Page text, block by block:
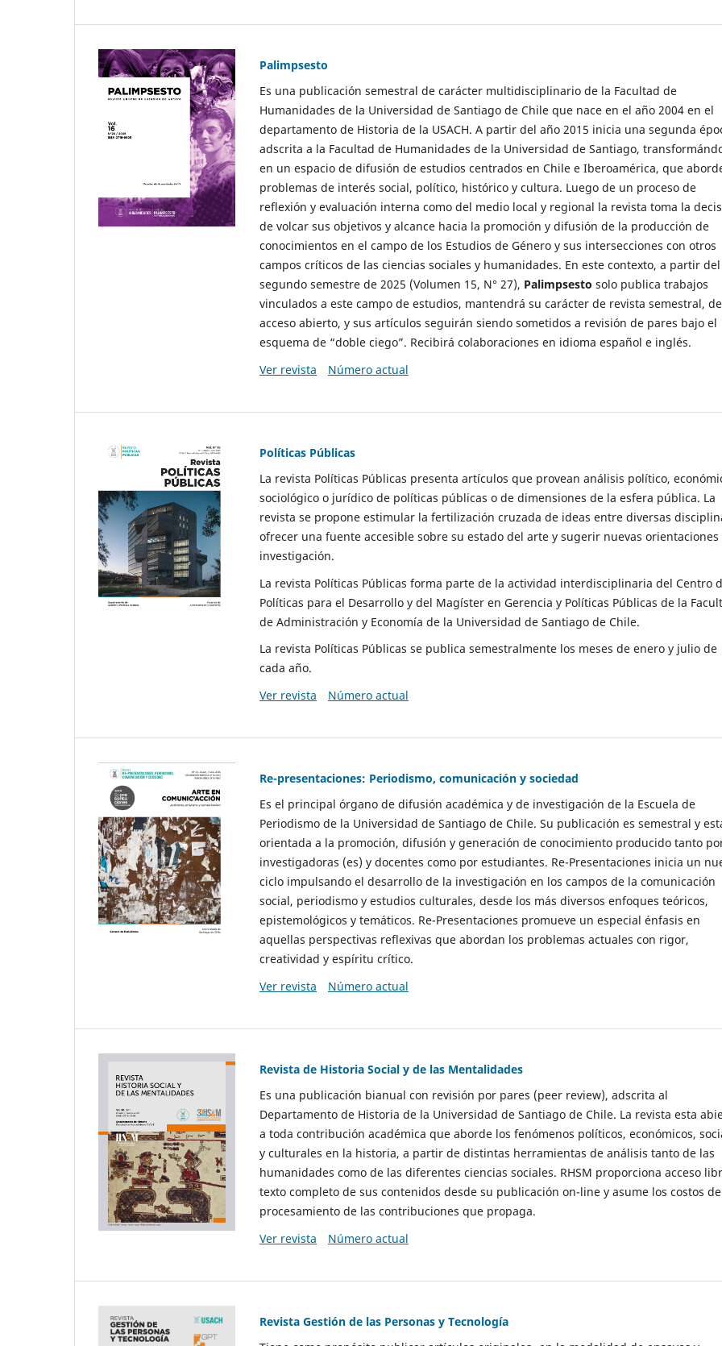
Palimpsesto
Es una publicación semestral de carácter multidisciplinario de la Facultad de
Humanidades de la Universidad de Santiago de Chile que nace en el año 2004 en el
departamento de Historia de la USACH. A partir del año 2015 inicia una segunda
adscrita a la Facultad de Humanidades de la Universidad de Santiago,
en un espacio de difusión de estudios centrados en Chile e Iberoamérica, que
problemas de interés social, político, histórico y cultura. Luego de un proceso de
reflexión y evaluación interna como del medio local y regional la revista toma la
de volcar sus objetivos y alcance hacia la promoción y difusión de la producción de
conocimientos en el campo de los Estudios de Género y sus intersecciones con otros
campos críticos de las ciencias sociales y humanidades. En este contexto, a partir del
segundo semestre de 2025 (Volumen 15, N° 27), Palimpsesto solo publica trabajos
vinculados a este campo de estudios, mantendrá su carácter de revista semestral, de
acceso abierto, y sus artículos seguirán siendo sometidos a revisión de pares bajo el
esquema de “doble ciego”. Recibirá colaboraciones en idioma español e inglés.
Ver revista
Número actual
Políticas Públicas
La revista Políticas Públicas presenta artículos que provean análisis político,
sociológico o jurídico de políticas públicas o de dimensiones de la esfera pública. La
revista se propone estimular la fertilización cruzada de ideas entre diversas
ofrecer una fuente accesible sobre su estado del arte y sugerir nuevas orientaciones
investigación.
La revista Políticas Públicas forma parte de la actividad interdisciplinaria del Centro
Políticas para el Desarrollo y del Magíster en Gerencia y Políticas Públicas de la
de Administración y Economía de la Universidad de Santiago de Chile.
La revista Políticas Públicas se publica semestralmente los meses de enero y julio de
cada año.
Ver revista
Número actual
Re-presentaciones: Periodismo, comunicación y sociedad
Es el principal órgano de difusión académica y de investigación de la Escuela de
Periodismo de la Universidad de Santiago de Chile. Su publicación es semestral y
orientada a la promoción, difusión y generación de conocimiento producido tanto
investigadoras (es) y docentes como por estudiantes. Re-Presentaciones inicia un
ciclo impulsando el desarrollo de la investigación en los campos de la comunicación
social, periodismo y estudios culturales, desde los más diversos enfoques teóricos,
epistemológicos y temáticos. Re-Presentaciones promueve un especial énfasis en
aquellas perspectivas reflexivas que abordan los problemas actuales con rigor,
creatividad y espíritu crítico.
Ver revista
Número actual
Revista de Historia Social y de las Mentalidades
Es una publicación bianual con revisión por pares (peer review), adscrita al
Departamento de Historia de la Universidad de Santiago de Chile. La revista esta
a toda contribución académica que aborde los fenómenos políticos, económicos,
y culturales en la historia, a partir de distintas herramientas de análisis tanto de las
humanidades como de las diferentes ciencias sociales. RHSM proporciona acceso
texto completo de sus contenidos desde su publicación on-line y asume los costos de
procesamiento de las contribuciones que propaga.
Ver revista
Número actual
Revista Gestión de las Personas y Tecnología